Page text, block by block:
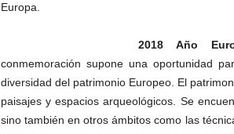
Europa.
2018 Año
conmemoración supone una oportunidad
diversidad del patrimonio Europeo. El
paisajes y espacios arqueológicos. Se
sino también en otros ámbitos como las